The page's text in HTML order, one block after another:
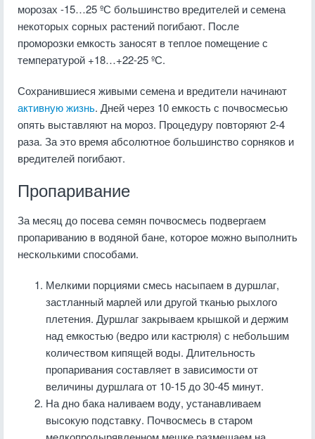
морозах -15…25 ºС большинство вредителей и семена
некоторых сорных растений погибают. После
проморозки емкость заносят в теплое помещение с
температурой +18…+22-25 ºС.
Сохранившиеся живыми семена и вредители начинают
активную жизнь. Дней через 10 емкость с почвосмесью
опять выставляют на мороз. Процедуру повторяют 2-4
раза. За это время абсолютное большинство сорняков и
вредителей погибают.
Пропаривание
За месяц до посева семян почвосмесь подвергаем
пропариванию в водяной бане, которое можно выполнить
несколькими способами.
Мелкими порциями смесь насыпаем в дуршлаг,
застланный марлей или другой тканью рыхлого
плетения. Дуршлаг закрываем крышкой и держим
над емкостью (ведро или кастрюля) с небольшим
количеством кипящей воды. Длительность
пропаривания составляет в зависимости от
величины дуршлага от 10-15 до 30-45 минут.
На дно бака наливаем воду, устанавливаем
высокую подставку. Почвосмесь в старом